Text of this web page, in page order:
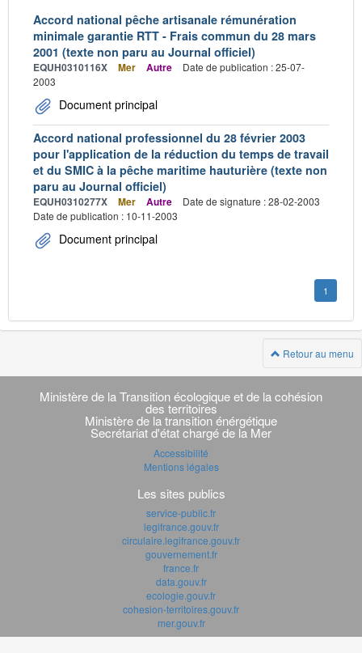
Accord national pêche artisanale rémunération
minimale garantie RTT - Frais commun du 28 mars
2001 (texte non paru au Journal officiel)
EQUH0310116X Mer Autre
Date de publication : 25-07-
2003
Document principal
Accord national professionnel du 28 février 2003
pour l'application de la réduction du temps de travail
et du SMIC à la pêche maritime hauturière (texte non
paru au Journal officiel)
EQUH0310277X Mer Autre
Date de signature : 28-02-2003
Date de publication : 10-11-2003
Document principal
1
Retour au menu
Navigation
transverse
Ministère de la Transition écologique et de la cohésion
des territoires
Ministère de la transition énérgétique
Secrétariat d'état chargé de la Mer
Accessibilité
Mentions légales
Les sites publics
service-public.fr
legifrance.gouv.fr
circulaire.legifrance.gouv.fr
gouvernement.fr
france.fr
data.gouv.fr
ecologie.gouv.fr
cohesion-territoires.gouv.fr
mer.gouv.fr